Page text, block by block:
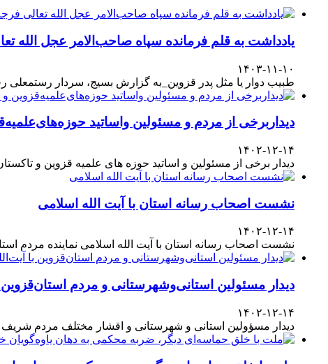
یادداشت به قلم فرمانده سپاه صاحب‌الامر عجل الله
۱۴۰۳-۱۱-۱۰
طبیب دوار یا مثل پدر قزوین_به گزارش بسیج، سردار رستمعلی
دیداربرخی از مردم و مسئولین واساتید
۱۴۰۲-۱۲-۱۴
دیدار برخی از مسئولین و اساتید حوزه های علمیه قزوین و
نشست اصحاب رسانه استان با آیت الله اسلامی
۱۴۰۲-۱۲-۱۴
نشست اصحاب رسانه استان با آیت الله اسلامی نماینده مردم
دیدار مسئولین استانی‌وشهرستانی و مردم‌
۱۴۰۲-۱۲-۱۴
دیدار مسؤولین استانی و شهرستانی و اقشار مختلف مردم